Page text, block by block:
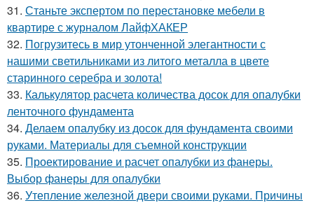
31. Станьте экспертом по перестановке мебели в
квартире с журналом ЛайфХАКЕР
32. Погрузитесь в мир утонченной элегантности с
нашими светильниками из литого металла в цвете
старинного серебра и золота!
33. Калькулятор расчета количества досок для опалубки
ленточного фундамента
34. Делаем опалубку из досок для фундамента своими
руками. Материалы для съемной конструкции
35. Проектирование и расчет опалубки из фанеры.
Выбор фанеры для опалубки
36. Утепление железной двери своими руками. Причины